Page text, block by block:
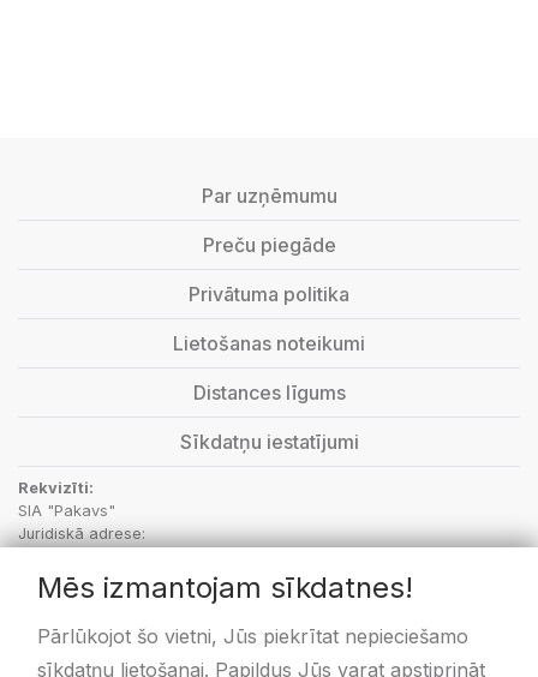
Par uzņēmumu
Preču piegāde
Privātuma politika
Lietošanas noteikumi
Distances līgums
Sīkdatņu iestatījumi
Rekvizīti:
SIA "Pakavs"
Juridiskā adrese:
PVN Reģ.Nr.: LV48703001414
SEB Banka: kods UNLALV2X, LV36UNLA0050000596171
Swedbanka: kods HABALV22, LV58HABA0551020433478
Mēs izmantojam sīkdatnes!
Pārlūkojot šo vietni, Jūs piekrītat nepieciešamo
sīkdatņu lietošanai. Papildus Jūs varat apstiprināt